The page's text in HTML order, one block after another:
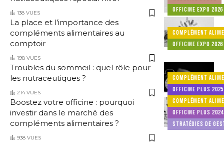
OFFICINE EXPO 2026
138 VUES
COMPLÉMENT
OFFICINE EXPO 2026
La place et l’importance des
compléments alimentaires au
comptoir
198 VUES
COMPLÉMENT
OFFICINE PLUS 2025
Troubles du sommeil : quel rôle pour
les nutraceutiques ?
214 VUES
COMPLÉMENT
OFFICINE PLUS 2024
STRATÉGIES DE
Boostez votre officine : pourquoi
investir dans le marché des
compléments alimentaires ?
938 VUES